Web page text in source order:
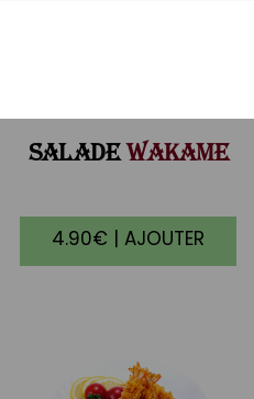
SALADEWAKAME
4.90€ | AJOUTER